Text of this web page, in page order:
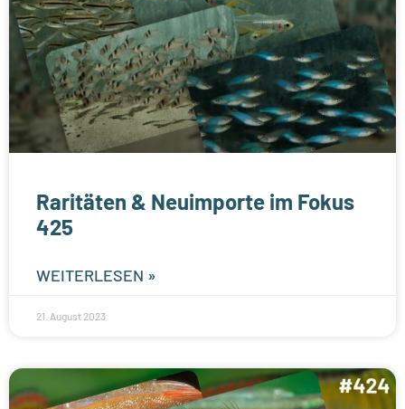
Raritäten & Neuimporte im Fokus
425
WEITERLESEN »
21. August 2023